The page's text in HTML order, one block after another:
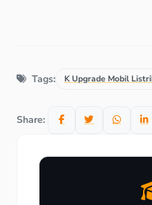
Tags: K Upgrade Mobil
Share: